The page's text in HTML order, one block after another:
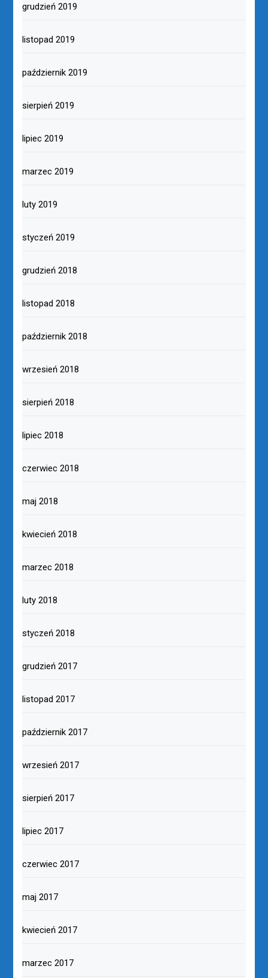
grudzień 2019
listopad 2019
październik 2019
sierpień 2019
lipiec 2019
marzec 2019
luty 2019
styczeń 2019
grudzień 2018
listopad 2018
październik 2018
wrzesień 2018
sierpień 2018
lipiec 2018
czerwiec 2018
maj 2018
kwiecień 2018
marzec 2018
luty 2018
styczeń 2018
grudzień 2017
listopad 2017
październik 2017
wrzesień 2017
sierpień 2017
lipiec 2017
czerwiec 2017
maj 2017
kwiecień 2017
marzec 2017